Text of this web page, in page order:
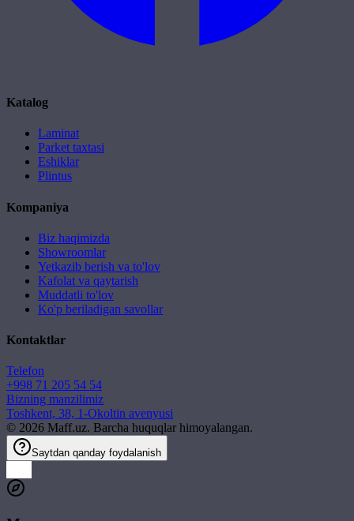
Katalog
Laminat
Parket taxtasi
Eshiklar
Plintus
Kompaniya
Biz haqimizda
Showroomlar
Yetkazib berish va to'lov
Kafolat va qaytarish
Muddatli to'lov
Ko'p beriladigan savollar
Kontaktlar
Telefon
+998 71 205 54 54
Bizning manzilimiz
Toshkent, 38, 1-Okoltin avenyusi
© 2026 Maff.uz. Barcha huquqlar himoyalangan.
Saytdan qanday foydalanish